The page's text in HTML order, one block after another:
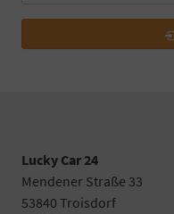
Lucky Car 24
Mendener Straße 33
53840 Troisdorf